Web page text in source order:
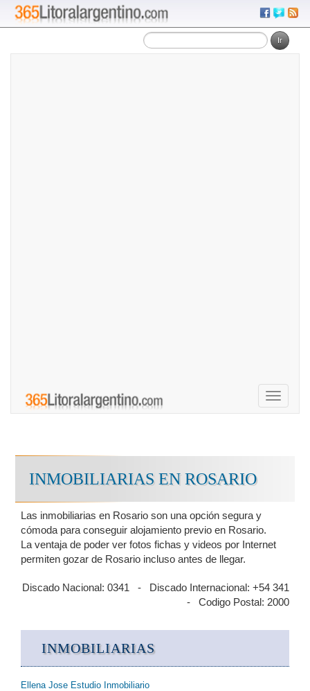
Toggle
INMOBILIARIAS EN ROSARIO
Las inmobiliarias en Rosario son una opción segura y
cómoda para conseguir alojamiento previo en Rosario.
La ventaja de poder ver fotos fichas y videos por Internet
permiten gozar de Rosario incluso antes de llegar.
Discado Nacional: 0341 - Discado Internacional: +54 341
- Codigo Postal: 2000
INMOBILIARIAS
Ellena Jose Estudio Inmobiliario